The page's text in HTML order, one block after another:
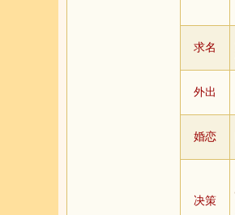
求名
外出
婚恋
决策